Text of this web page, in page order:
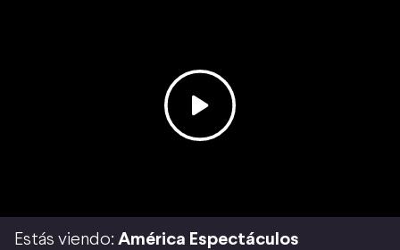
Estás viendo: América Espectáculos